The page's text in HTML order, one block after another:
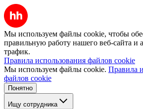
Мы используем файлы cookie, чтобы
правильную работу нашего веб-сайта и
трафик.
Правила использования файлов cookie
Мы используем файлы cookie. Правила
файлов cookie
Понятно
Ищу сотрудника